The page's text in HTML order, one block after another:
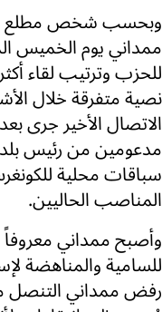
وبحسب شخص مطلع
ممداني يوم الخميس
للحزب وترتيب لقاء
نصية متفرقة خلال
الاتصال الأخير
مدعومين من رئيس
سباقات محلية
المناصب الحاليين.
وأصبح ممداني معروفاً
للسامية والمناهضة
رفض ممداني التنصل